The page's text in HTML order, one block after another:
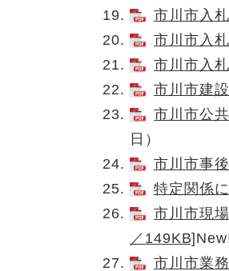
市川市入
市川市入
市川市入
市川市建
市川市公
日）​
市川市事
特定関係
市川市現
／149KB]
市川市業